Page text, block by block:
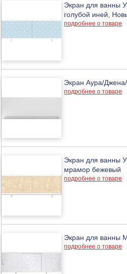
Экран для ванны
голубой иней,
подробнее о товаре
Экран Аура/
подробнее о товаре
Экран для ванны
мрамор бежевый
подробнее о товаре
Экран для ванны
подробнее о товаре